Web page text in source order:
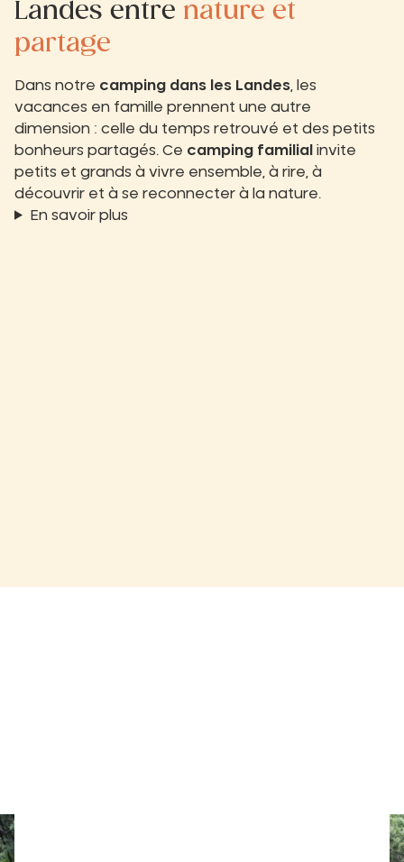
Landes entre nature et
partage
Dans notre camping dans les Landes , les
vacances en famille prennent une autre
dimension : celle du temps retrouvé et des petits
bonheurs partagés. Ce camping familial invite
petits et grands à vivre ensemble, à rire, à
découvrir et à se reconnecter à la nature.
En savoir plus